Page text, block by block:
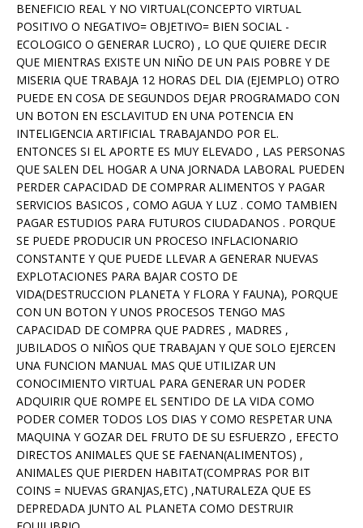
BENEFICIO REAL Y NO VIRTUAL(CONCEPTO VIRTUAL
POSITIVO O NEGATIVO= OBJETIVO= BIEN SOCIAL -
ECOLOGICO O GENERAR LUCRO) , LO QUE QUIERE DECIR
QUE MIENTRAS EXISTE UN NIÑO DE UN PAIS POBRE Y DE
MISERIA QUE TRABAJA 12 HORAS DEL DIA (EJEMPLO) OTRO
PUEDE EN COSA DE SEGUNDOS DEJAR PROGRAMADO CON
UN BOTON EN ESCLAVITUD EN UNA POTENCIA EN
INTELIGENCIA ARTIFICIAL TRABAJANDO POR EL.
ENTONCES SI EL APORTE ES MUY ELEVADO , LAS PERSONAS
QUE SALEN DEL HOGAR A UNA JORNADA LABORAL PUEDEN
PERDER CAPACIDAD DE COMPRAR ALIMENTOS Y PAGAR
SERVICIOS BASICOS , COMO AGUA Y LUZ . COMO TAMBIEN
PAGAR ESTUDIOS PARA FUTUROS CIUDADANOS . PORQUE
SE PUEDE PRODUCIR UN PROCESO INFLACIONARIO
CONSTANTE Y QUE PUEDE LLEVAR A GENERAR NUEVAS
EXPLOTACIONES PARA BAJAR COSTO DE
VIDA(DESTRUCCION PLANETA Y FLORA Y FAUNA), PORQUE
CON UN BOTON Y UNOS PROCESOS TENGO MAS
CAPACIDAD DE COMPRA QUE PADRES , MADRES ,
JUBILADOS O NIÑOS QUE TRABAJAN Y QUE SOLO EJERCEN
UNA FUNCION MANUAL MAS QUE UTILIZAR UN
CONOCIMIENTO VIRTUAL PARA GENERAR UN PODER
ADQUIRIR QUE ROMPE EL SENTIDO DE LA VIDA COMO
PODER COMER TODOS LOS DIAS Y COMO RESPETAR UNA
MAQUINA Y GOZAR DEL FRUTO DE SU ESFUERZO , EFECTO
DIRECTOS ANIMALES QUE SE FAENAN(ALIMENTOS) ,
ANIMALES QUE PIERDEN HABITAT(COMPRAS POR BIT
COINS = NUEVAS GRANJAS,ETC) ,NATURALEZA QUE ES
DEPREDADA JUNTO AL PLANETA COMO DESTRUIR